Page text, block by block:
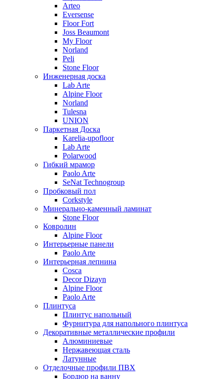
Arteo
Eversense
Floor Fort
Joss Beaumont
My Floor
Norland
Peli
Stone Floor
Инженерная доска
Lab Arte
Alpine Floor
Norland
Tulesna
UNION
Паркетная Доска
Karelia-upofloor
Lab Arte
Polarwood
Гибкий мрамор
Paolo Arte
SeNat Technogroup
Пробковый пол
Corkstyle
Минерально-каменный ламинат
Stone Floor
Ковролин
Alpine Floor
Интерьерные панели
Paolo Arte
Интерьерная лепнина
Cosca
Decor Dizayn
Alpine Floor
Paolo Arte
Плинтуса
Плинтус напольный
Фурнитура для напольного плинтуса
Декоративные металлические профили
Алюминиевые
Нержавеющая сталь
Латунные
Отделочные профили ПВХ
Бордюр на ванну